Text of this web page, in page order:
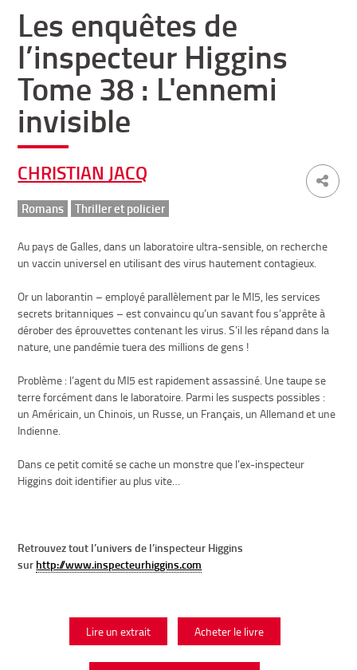
Les enquêtes de
l’inspecteur Higgins
Tome 38 : L'ennemi
invisible
CHRISTIAN JACQ
Romans Thriller et policier
Au pays de Galles, dans un laboratoire ultra-sensible, on recherche
un vaccin universel en utilisant des virus hautement contagieux.
Or un laborantin – employé parallèlement par le MI5, les services
secrets britanniques – est convaincu qu’un savant fou s’apprête à
dérober des éprouvettes contenant les virus. S’il les répand dans la
nature, une pandémie tuera des millions de gens !
Problème : l’agent du MI5 est rapidement assassiné. Une taupe se
terre forcément dans le laboratoire. Parmi les suspects possibles :
un Américain, un Chinois, un Russe, un Français, un Allemand et une
Indienne.
Dans ce petit comité se cache un monstre que l’ex-inspecteur
Higgins doit identifier au plus vite…
Retrouvez tout l’univers de l’inspecteur Higgins
sur http://www.inspecteurhiggins.com
Lire un extrait Acheter le livre